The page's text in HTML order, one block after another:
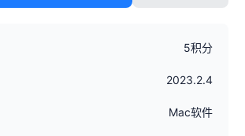
5积分
2023.2.4
Mac软件